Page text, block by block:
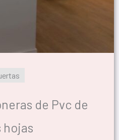
de Pvc de
hojas